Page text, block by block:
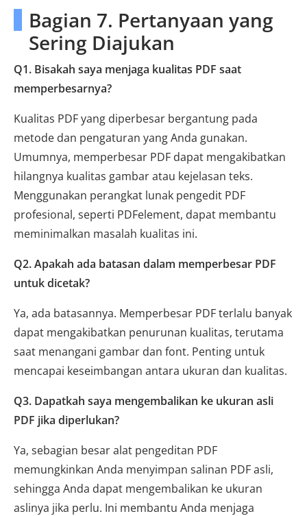
Bagian 7. Pertanyaan yang
Sering Diajukan
Q1. Bisakah saya menjaga kualitas PDF saat
memperbesarnya?
Kualitas PDF yang diperbesar bergantung pada
metode dan pengaturan yang Anda gunakan.
Umumnya, memperbesar PDF dapat mengakibatkan
hilangnya kualitas gambar atau kejelasan teks.
Menggunakan perangkat lunak pengedit PDF
profesional, seperti PDFelement, dapat membantu
meminimalkan masalah kualitas ini.
Q2. Apakah ada batasan dalam memperbesar PDF
untuk dicetak?
Ya, ada batasannya. Memperbesar PDF terlalu banyak
dapat mengakibatkan penurunan kualitas, terutama
saat menangani gambar dan font. Penting untuk
mencapai keseimbangan antara ukuran dan kualitas.
Q3. Dapatkah saya mengembalikan ke ukuran asli
PDF jika diperlukan?
Ya, sebagian besar alat pengeditan PDF
memungkinkan Anda menyimpan salinan PDF asli,
sehingga Anda dapat mengembalikan ke ukuran
aslinya jika perlu. Ini membantu Anda menjaga